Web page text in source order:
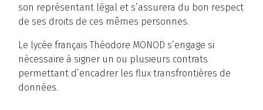
son représentant légal et s’assurera du bon respect
de ses droits de ces mêmes personnes.
Le lycée français Théodore MONOD s’engage si
nécessaire à signer un ou plusieurs contrats
permettant d’encadrer les flux transfrontières de
données.